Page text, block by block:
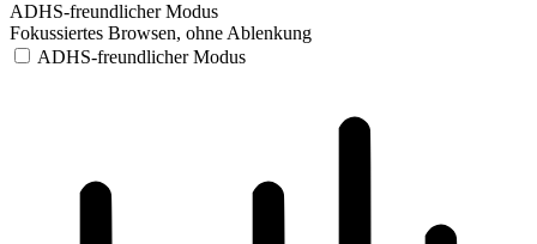
ADHS-freundlicher Modus
Fokussiertes Browsen, ohne Ablenkung
ADHS-freundlicher Modus